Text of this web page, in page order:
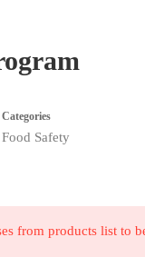
Categories
Food Safety
from products list to